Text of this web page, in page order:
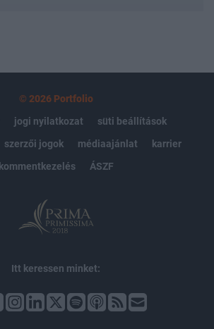
© 2026 Portfolio
jogi nyilatkozat
süti beállítások
szerzői jogok médiaajánlat
karrier
kommentkezelés
ÁSZF
Itt keressen minket: